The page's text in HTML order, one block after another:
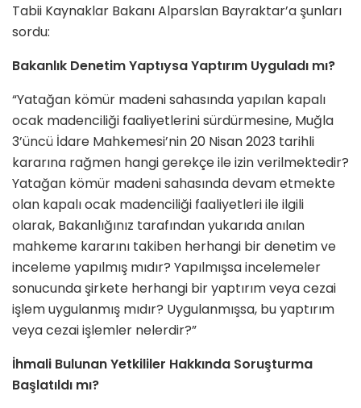
Tabii Kaynaklar Bakanı Alparslan Bayraktar’a şunları
sordu:
Bakanlık Denetim Yaptıysa Yaptırım Uyguladı mı?
“Yatağan kömür madeni sahasında yapılan kapalı
ocak madenciliği faaliyetlerini sürdürmesine, Muğla
3’üncü İdare Mahkemesi’nin 20 Nisan 2023 tarihli
kararına rağmen hangi gerekçe ile izin verilmektedir?
Yatağan kömür madeni sahasında devam etmekte
olan kapalı ocak madenciliği faaliyetleri ile ilgili
olarak, Bakanlığınız tarafından yukarıda anılan
mahkeme kararını takiben herhangi bir denetim ve
inceleme yapılmış mıdır? Yapılmışsa incelemeler
sonucunda şirkete herhangi bir yaptırım veya cezai
işlem uygulanmış mıdır? Uygulanmışsa, bu yaptırım
veya cezai işlemler nelerdir?”
İhmali Bulunan Yetkililer Hakkında Soruşturma
Başlatıldı mı?